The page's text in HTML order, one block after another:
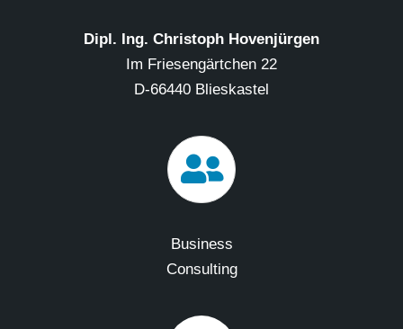
Dipl. Ing. Christoph Hovenjürgen
Im Friesengärtchen 22
D-66440 Blieskastel
Business
Consulting